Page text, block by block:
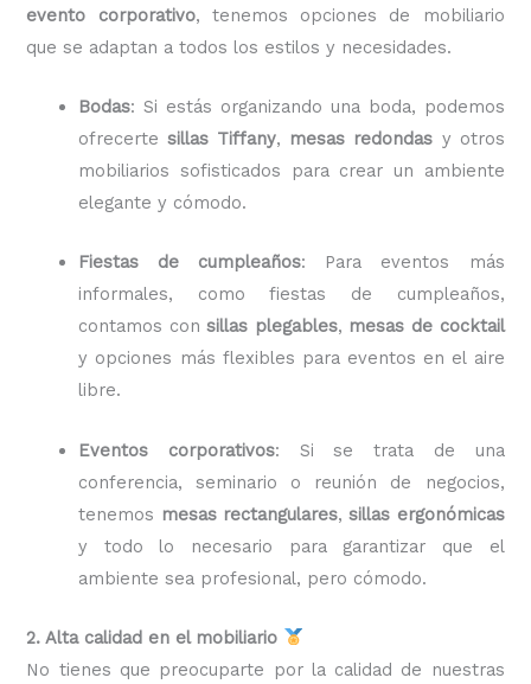
evento corporativo, tenemos opciones de mobiliario
que se adaptan a todos los estilos y necesidades.
Bodas: Si estás organizando una boda, podemos
ofrecertesillas Tiffany, mesas redondas y otros
mobiliarios sofisticados para crear un ambiente
elegante y cómodo.
Fiestas de cumpleaños: Para eventos más
informales, como fiestas de cumpleaños,
contamos consillas plegables, mesas de cocktail
y opciones más flexibles para eventos en el aire
libre.
Eventos corporativos: Si se trata de una
conferencia, seminario o reunión de negocios,
tenemos mesas rectangulares,sillas ergonómicas
y todo lo necesario para garantizar que el
ambiente sea profesional, pero cómodo.
2. Alta calidad en el mobiliario
No tienes que preocuparte por la calidad de nuestras